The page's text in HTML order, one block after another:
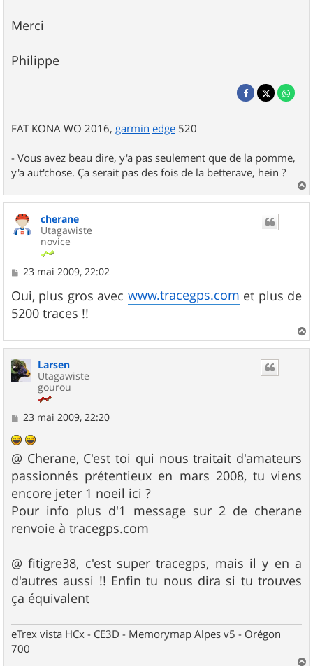
Merci
Philippe
FAT KONA WO 2016, garmin edge 520
- Vous avez beau dire, y'a pas seulement que de la pomme,
y'a aut'chose. Ça serait pas des fois de la betterave, hein ?
a
u
cherane
Utagawiste
novice
M
s
s
a
e
23 mai 2009, 22:02
Oui, plus gros avec www.tracegps.com et plus de
5200 traces !!
a
Larsen
Utagawiste
gourou
M
s
a
g
e
23 mai 2009, 22:20
@ Cherane, C'est toi qui nous traitait d'amateurs
passionnés prétentieux en mars 2008, tu viens
encore jeter 1 noeil ici ?
Pour info plus d'1 message sur 2 de cherane
renvoie à tracegps.com
@ fitigre38, c'est super tracegps, mais il y en a
d'autres aussi !! Enfin tu nous dira si tu trouves
ça équivalent
eTrex vista HCx - CE3D - Memorymap Alpes v5 - Orégon
700